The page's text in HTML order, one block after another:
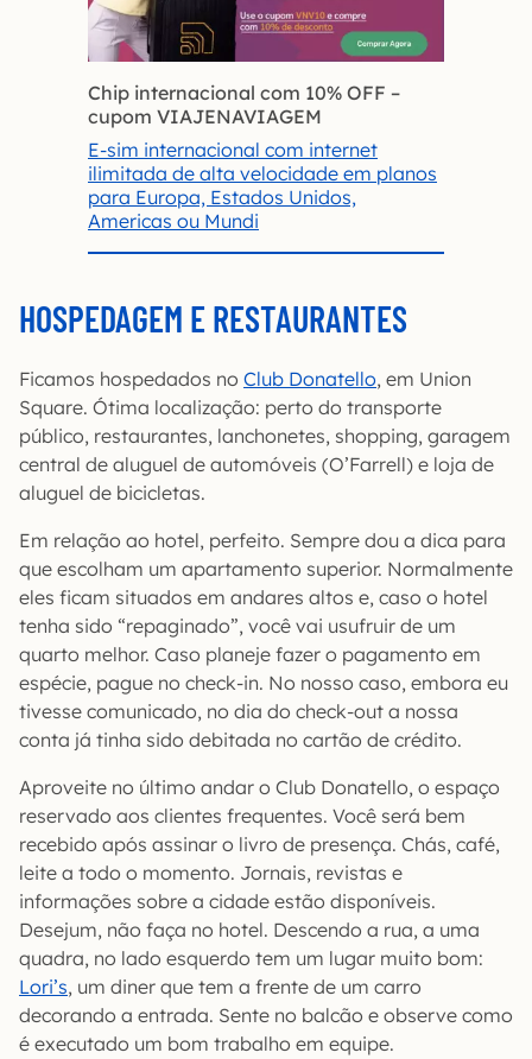
Chip internacional com 10% OFF –
cupom VIAJENAVIAGEM
E-sim internacional com internet
ilimitada de alta velocidade em planos
para Europa, Estados Unidos,
Americas ou Mundi
HOSPEDAGEM E RESTAURANTES
Ficamos hospedados no Club Donatello, em Union
Square. Ótima localização: perto do transporte
público, restaurantes, lanchonetes, shopping, garagem
central de aluguel de automóveis (O’Farrell) e loja de
aluguel de bicicletas.
Em relação ao hotel, perfeito. Sempre dou a dica para
que escolham um apartamento superior. Normalmente
eles ficam situados em andares altos e, caso o hotel
tenha sido “repaginado”, você vai usufruir de um
quarto melhor. Caso planeje fazer o pagamento em
espécie, pague no check-in. No nosso caso, embora eu
tivesse comunicado, no dia do check-out a nossa
conta já tinha sido debitada no cartão de crédito.
Aproveite no último andar o Club Donatello, o espaço
reservado aos clientes frequentes. Você será bem
recebido após assinar o livro de presença. Chás, café,
leite a todo o momento. Jornais, revistas e
informações sobre a cidade estão disponíveis.
Desejum, não faça no hotel. Descendo a rua, a uma
quadra, no lado esquerdo tem um lugar muito bom:
Lori’s, um diner que tem a frente de um carro
decorando a entrada. Sente no balcão e observe como
é executado um bom trabalho em equipe.